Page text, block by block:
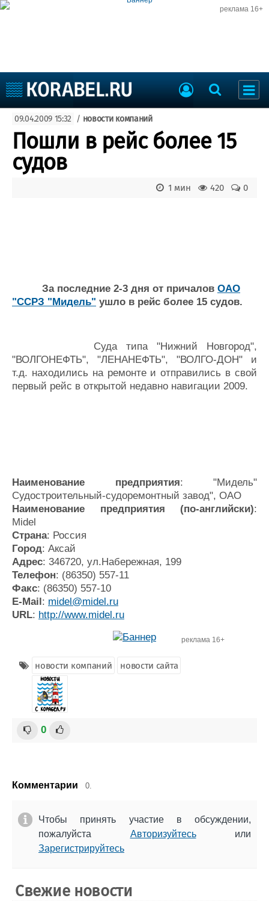
реклама 16+
Судоходство
Судоремонт
События
Порты
Рыболовство
Компании
Репутация
Реклама
Оборудование
Изделия
Конференции
Флот
09.04.2009 15:32 / новости компаний
Пошли в рейс более 15
судов
0
420
1 мин
За последние 2-3 дня от причалов ОАО
"ССРЗ "Мидель" ушло в рейс более 15 судов.
Суда типа "Нижний Новгород",
"ВОЛГОНЕФТЬ", "ЛЕНАНЕФТЬ", "ВОЛГО-ДОН" и
т.д. находились на ремонте и отправились в свой
первый рейс в открытой недавно навигации 2009.
Наименование предприятия: "Мидель"
Судостроительный-судоремонтный завод", ОАО
Наименование предприятия (по-английски):
Midel
Страна: Россия
Город: Аксай
Адрес: 346720, ул.Набережная, 199
Телефон: (86350) 557-11
Факс: (86350) 557-10
E-Mail: midel@midel.ru
URL: http://www.midel.ru
реклама 16+
новости компаний новости сайта
0
Комментарии 0.
Чтобы принять участие в обсуждении,
пожалуйста Авторизуйтесьили
Зарегистрируйтесь
Свежие новости